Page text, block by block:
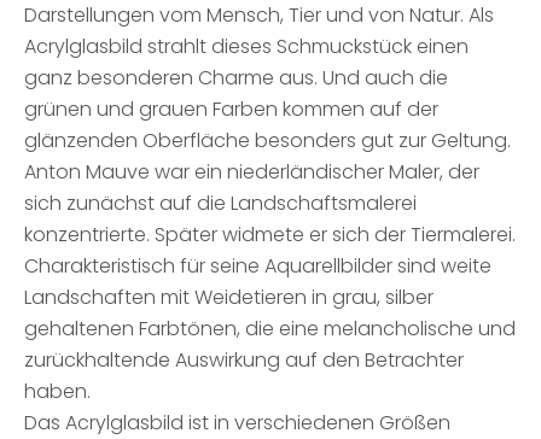
Darstellungen vom Mensch, Tier und von Natur. Als
Acrylglasbild strahlt dieses Schmuckstück einen
ganz besonderen Charme aus. Und auch die
grünen und grauen Farben kommen auf der
glänzenden Oberfläche besonders gut zur Geltung.
Anton Mauve war ein niederländischer Maler, der
sich zunächst auf die Landschaftsmalerei
konzentrierte. Später widmete er sich der Tiermalerei.
Charakteristisch für seine Aquarellbilder sind weite
Landschaften mit Weidetieren in grau, silber
gehaltenen Farbtönen, die eine melancholische und
zurückhaltende Auswirkung auf den Betrachter
haben.
Das Acrylglasbild ist in verschiedenen Größen